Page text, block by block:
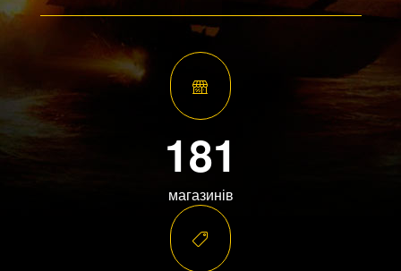
181
магазинів